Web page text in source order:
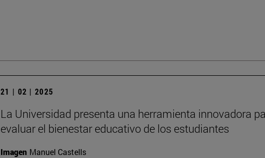
21 | 02 | 2025
La Universidad presenta una herramienta innovadora
evaluar el bienestar educativo de los estudiantes
Imagen Manuel Castells